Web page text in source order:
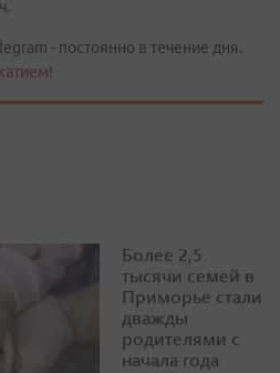
- постоянно в течение дня.
Более 2,5
тысячи семей в
Приморье стали
дважды
родителями с
начала года